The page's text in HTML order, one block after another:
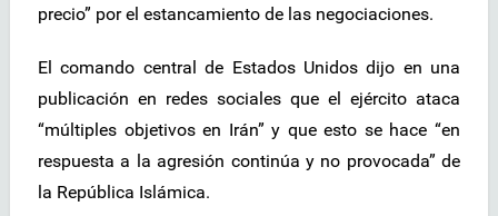
precio” por el estancamiento de las negociaciones.
El comando central de Estados Unidos dijo en una
publicación en redes sociales que el ejército ataca
“múltiples objetivos en Irán” y que esto se hace “en
respuesta a la agresión continúa y no provocada” de
la República Islámica.